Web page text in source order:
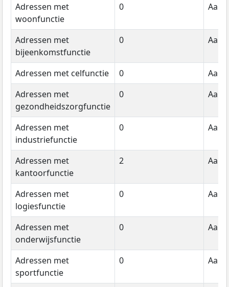
Adressen met
woonfunctie
0
Adressen met
bijeenkomstfunctie
0
Adressen met celfunctie 0
Adressen met
gezondheidszorgfunctie
0
Adressen met
industriefunctie
0
Adressen met
kantoorfunctie
2
Adressen met
logiesfunctie
0
Adressen met
onderwijsfunctie
0
Adressen met
sportfunctie
0